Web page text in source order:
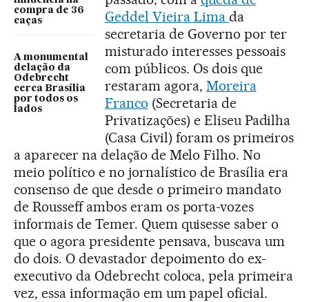
compra de 36
caças
A monumental
delação da
Odebrecht
cerca Brasília
por todos os
lados
Geddel Vieira Lima da
secretaria de Governo por ter
misturado interesses pessoais
com públicos. Os dois que
restaram agora, Moreira
Franco (Secretaria de
Privatizações) e Eliseu Padilha
(Casa Civil) foram os primeiros
a aparecer na delação de Melo Filho. No
meio político e no jornalístico de Brasília era
consenso de que desde o primeiro mandato
de Rousseff ambos eram os porta-vozes
informais de Temer. Quem quisesse saber o
que o agora presidente pensava, buscava um
do dois. O devastador depoimento do ex-
executivo da Odebrecht coloca, pela primeira
vez, essa informação em um papel oficial.